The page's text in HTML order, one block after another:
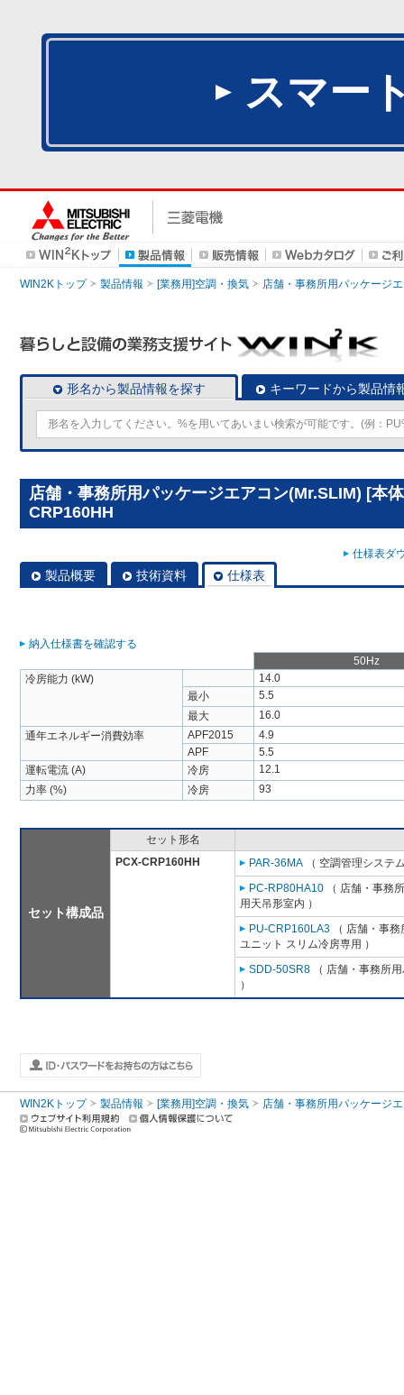
スマー
WIN2Kトップ 製品情報 [業務用]空調・換気 店舗・事務所用パッケージ
形名から製品情報を探す キーワードから製品情
店舗・事務所用パッケージエアコン(Mr.SLIM) [本
CRP160HH
仕様表ダ
製品概要 技術資料 仕様表
納入仕様書を確認する
50Hz
冷房能力 (kW)
14.0
最小
5.5
最大
16.0
通年エネルギー消費効率
APF2015
4.9
APF
5.5
運転電流 (A)
冷房
12.1
力率 (%)
冷房 93
セット構成品
セット形名
PCX-CRP160HH
PAR-36MA （ 空調管理システ
PC-RP80HA10 （ 店舗・事務
用天吊形室内 ）
PU-CRP160LA3 （ 店舗・事
ユニット スリム冷房専用 ）
SDD-50SR8 （ 店舗・事務所
）
WIN2Kトップ 製品情報 [業務用]空調・換気 店舗・事務所用パッケージ